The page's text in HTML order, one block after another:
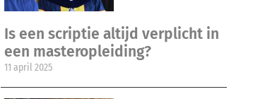
Is een scriptie altijd verplicht in
een masteropleiding?
11 april 2025